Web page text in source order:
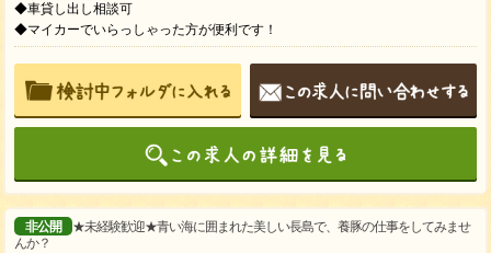
◆車貸し出し相談可
◆マイカーでいらっしゃった方が便利です！
非公開
★未経験歓迎★青い海に囲まれた美しい長島で、養豚の仕事をしてみませ
んか？